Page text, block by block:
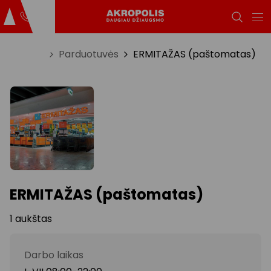
Parduotuvės ERMITAŽAS (paštomatas)
ERMITAŽAS (paštomatas)
1 aukštas
Darbo laikas